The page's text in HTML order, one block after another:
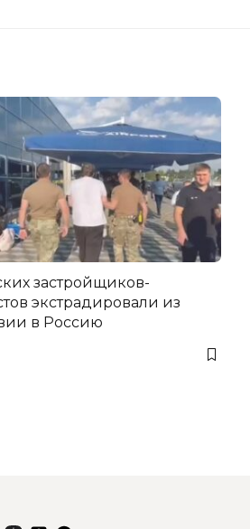
застройщиков-
экстрадировали из
в Россию